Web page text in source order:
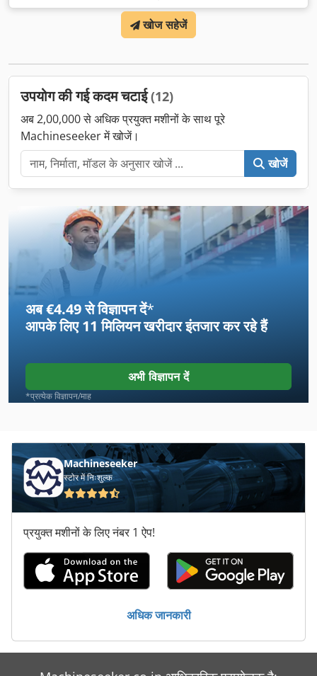
खोज सहेजें
उपयोग की गई कदम चटाई(12)
अब 2,00,000 से अधिक प्रयुक्त मशीनों के साथ पूरे
Machineseeker में खोजें।
खोजें
अब €4.49 से विज्ञापन दें*
आपके लिए11 मिलियन खरीदारइंतजार कर रहे हैं
अभी विज्ञापन दें
*प्रत्येक विज्ञापन/माह
Machineseeker
स्टोर में निःशुल्क
प्रयुक्त मशीनों के लिए नंबर 1 ऐप!
अधिक जानकारी